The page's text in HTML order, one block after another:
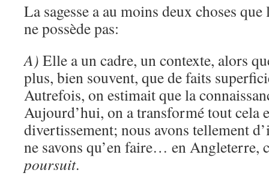
La sagesse a au moins deux choses
ne possède pas:
A) Elle a un cadre, un contexte, alors
plus, bien souvent, que de faits
Autrefois, on estimait que la
Aujourd’hui, on a transformé tout cela
divertissement; nous avons tellement
ne savons qu’en faire… en Angleterre,
poursuit.